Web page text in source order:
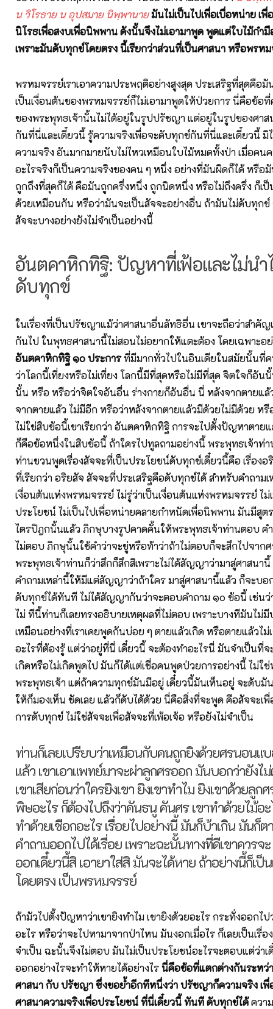
น วิโรธาย น อุปสมาย นิพฺพานายมันไม่เป็นไปเพื่อเบื่อหน่าย เ
นิโรธเพื่อสงบเพื่อนิพพาน ดังนั้นจึงไม่เอามาพูด พูดแต่ใบไม้กำ
เพราะมันดับทุกข์โดยตรง นี้เรียกว่าส่วนที่เป็นศาสนาหรือพรหม
พรหมจรรย์เราเอาความประพฤติอย่างสูงสุด ประเสริฐที่สุดคือ
เป็นเงื่อนต้นของพรหมจรรย์ก็ไม่เอามาพูดให้ป่วยการ นี่คือข้อ
ของพระพุทธเจ้านั้นไม่ได้อยู่ในรูปปรัชญา แต่อยู่ในรูปของศา
กันที่นี่และเดี๋ยวนี้ รู้ความจริงเพื่อจะดับทุกข์กันที่นี่และเดี๋ยวนี้ มิ
ความจริง อันมากมายนับไม่ไหวเหมือนใบไม้หมดทั้งป่า เมื่อคน
อะไรจริงก็เป็นความจริงของคน ๆ หนึ่ง อย่างที่มันผิดก็ได้ หรือ
ถูกถึงที่สุดก็ได้ คือมันถูกครึ่งหนึ่ง ถูกนิดหนึ่ง หรือไม่ถึงครึ่ง ก็เ
ด้วยเหมือนกัน หรือว่ามันจะเป็นสัจจะอย่างอื่น ถ้ามันไม่ดับทุกข์
สัจจะบางอย่างยังไม่จำเป็นอย่างนี้
อันตคาหิกทิฐิ: ปัญหาที่เฟ้อและไม่นำ
ดับทุกข์
ในเรื่องที่เป็นปรัชญาแม้ว่าศาสนาอื่นลัทธิอื่น เขาจะถือว่าสำ
กันไป ในพุทธศาสนานี้ไม่สอนไม่อยากให้แตะต้อง โดยเฉพาะอย่
อันตคาหิกทิฐิ ๑๐ ประการที่มีมากทั่วไปในอินเดียในสมัยนั้นที่ค
ว่าโลกนี้เที่ยงหรือไม่เที่ยง โลกนี้มีที่สุดหรือไม่มีที่สุด จิตใจก็อัน
นั้น หรือ หรือว่าจิตใจอันอื่น ร่างกายก็อันอื่น นี่ หลังจากตายแ
จากตายแล้ว ไม่มีอีก หรือว่าหลังจากตายแล้วมีด้วยไม่มีด้วย หรื
ไม่ใช่สิบข้อนี้เขาเรียกว่า อันตคาหิกทิฐิ การจะไปตั้งปัญหาตาย
ก็คือข้อหนึ่งในสิบข้อนี้ ถ้าใครไปทูลถามอย่างนี้ พระพุทธเจ้าท่
ท่านชวนพูดเรื่องสัจจะที่เป็นประโยชน์ดับทุกข์เดี๋ยวนี้คือ เรื่องอ
ที่เรียกว่า อริยสัจ สัจจะที่ประเสริฐคือดับทุกข์ได้ สำหรับคำถามเ
เงื่อนต้นแห่งพรหมจรรย์ ไม่รู่ว่าเป็นเงื่อนต้นแห่งพรหมจรรย์ ไม่
ประโยชน์ ไม่เป็นไปเพื่อหน่ายคลายกำหนัดเพื่อนิพพาน มันมีสูต
ไตรปิฎกนั้นแล้ว ภิกษุบางรูปคาดคั้นให้พระพุทธเจ้าท่านตอบ ค
ไม่ตอบ ภิกษุนั้นใช้คำว่าจะขู่หรือท้าว่าถ้าไม่ตอบก็จะสึกไปจาก
พระพุทธเจ้าท่านก็ว่าสึกก็สึกสิเพราะไม่ได้สัญญาว่ามาสู่ศาสนา
คำถามเหล่านี้ให้มีแต่สัญญาว่าถ้าใคร มาสู่ศาสนานี้แล้ว ก็จะบอ
ดับทุกข์ได้ทันที ไม่ได้สัญญากันว่าจะตอบคำถาม ๑๐ ข้อนี้ เช่นว่
ไม่ ทีนี้ท่านก็เลยทรงอธิบายเหตุผลที่ไม่ตอบ เพราะบางทีมันไม่
เหมือนอย่างที่เราเคยพูดกันบ่อย ๆ ตายแล้วเกิด หรือตายแล้วไม่
อะไรที่ต้องรู้ แต่ว่าอยู่ที่นี่ เดี๋ยวนี้ จะต้องทำอะไรนี่ มันจำเป็นที่จ
เกิดหรือไม่เกิดพูดไป มันก็ได้แต่เชื่อคนพูดป่วยการอย่างนี้ ไม่ใ
พระพุทธเจ้า แต่ถ้าความทุกข์มันมีอยู่ เดี๋ยวนี้มันเห็นอยู่ จะดับมั
ให้ก็มองเห็น ชัดเลย แล้วก็ดับได้ด้วย นี่คือสิ่งที่จะพูด คือสัจจะเ
การดับทุกข์ ไม่ใช่สัจจะเพื่อสัจจะที่เพ้อเจ้อ หรือยังไม่จำเป็น
ท่านก็เลยเปรียบว่าเหมือนกับคนถูกยิงด้วยศรนอนแ
แล้ว เขาเอาแพทย์มาจะผ่าลูกศรออก มันบอกว่ายังไ
เขาเสียก่อนว่าใครยิงเขา ยิงเขาทำไม ยิงเขาด้วยลูก
พิษอะไร ก็ต้องไปถึงว่าคันธนู คันศร เขาทำด้วยไม้อะ
ทำด้วยเชือกอะไร เรื่อยไปอย่างนี้ มันก็บ้าเกิน มันก็ต
คำถามออกไปได้เรื่อย เพราะฉะนั้นทางที่ดีเขาควรจ
ออกเดี๋ยวนี้สิ เอายาใส่สิ มันจะได้หาย ถ้าอย่างนี้ก็เป็
โดยตรง เป็นพรหมจรรย์
ถ้ามัวไปตั้งปัญหาว่าเขายิงทำไม เขายิงด้วยอะไร กระทั่งออกไ
อะไร หรือว่าจะไปหามาจากป่าไหน มันงอกเมื่อไร ก็เลยเป็นเรื่อ
จำเป็น ฉะนั้นจึงไม่ตอบ มันไม่เป็นประโยชน์อะไรจะตอบแต่ว่าเ
ออกอย่างไรจะทำให้หายได้อย่างไรนี่คือข้อที่แตกต่างกันระหว่า
ศาสนา กับ ปรัชญา ซึ่งขอย้ำอีกทีหนึ่งว่า ปรัชญาก็ความจริง เพื่
ศาสนาความจริงเพื่อประโยชน์ ที่นี่เดี๋ยวนี้ ทันที ดับทุกข์ได้ควา